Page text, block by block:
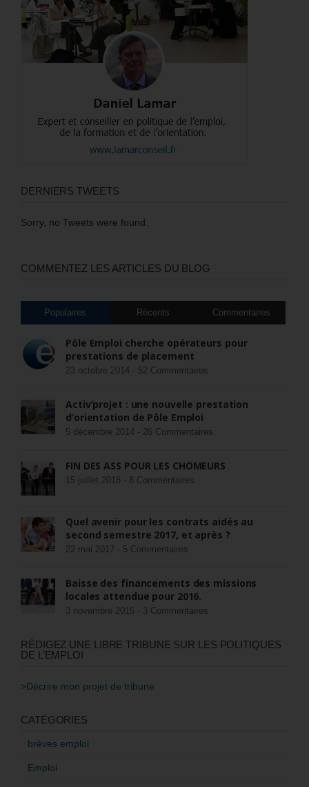
DERNIERS TWEETS
Sorry, no Tweets were found.
COMMENTEZ LES ARTICLES DU BLOG
Populaires Récents Commentaires
Pôle Emploi cherche opérateurs pour
prestations de placement
23 octobre 2014 - 52 Commentaires
Activ’projet : une nouvelle prestation
d’orientation de Pôle Emploi
5 décembre 2014 - 26 Commentaires
FIN DES ASS POUR LES CHÔMEURS
15 juillet 2018 - 8 Commentaires
Quel avenir pour les contrats aidés au
second semestre 2017, et après ?
22 mai 2017 - 5 Commentaires
Baisse des financements des missions
locales attendue pour 2016.
3 novembre 2015 - 3 Commentaires
RÉDIGEZ UNE LIBRE TRIBUNE SUR LES POLITIQUES
DE L’EMPLOI
>Décrire mon projet de tribune
CATÉGORIES
brèves emploi
Emploi